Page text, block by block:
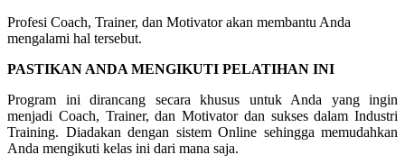
Profesi Coach, Trainer, dan Motivator akan membantu Anda
mengalami hal tersebut.
PASTIKAN ANDA MENGIKUTI PELATIHAN INI
Program ini dirancang secara khusus untuk Anda yang ingin
menjadi Coach, Trainer, dan Motivator dan sukses dalam Industri
Training. Diadakan dengan sistem Online sehingga memudahkan
Anda mengikuti kelas ini dari mana saja.